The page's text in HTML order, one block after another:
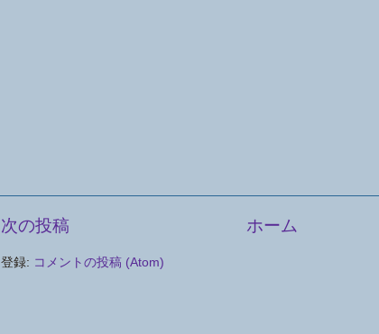
次の投稿 ホーム
登録: コメントの投稿 (Atom)